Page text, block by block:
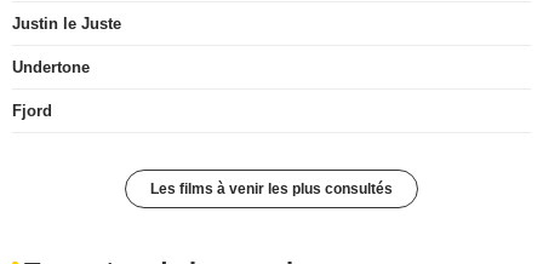
Justin le Juste
Undertone
Fjord
Les films à venir les plus consultés